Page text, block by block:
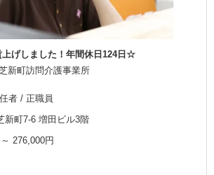
上げしました！年間休日124日☆
新町訪問介護事業所
者 / 正職員
新町7-6 増田ビル3階
～276,000円